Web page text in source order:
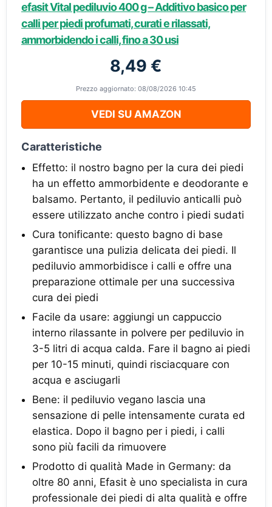
efasit Vital pediluvio 400 g – Additivo basico per
calli per piedi profumati, curati e rilassati,
ammorbidendo i calli, fino a 30 usi
8,49 €
Prezzo aggiornato: 08/08/2026 10:45
VEDI SU AMAZON
Caratteristiche
Effetto: il nostro bagno per la cura dei piedi
ha un effetto ammorbidente e deodorante e
balsamo. Pertanto, il pediluvio anticalli può
essere utilizzato anche contro i piedi sudati
Cura tonificante: questo bagno di base
garantisce una pulizia delicata dei piedi. Il
pediluvio ammorbidisce i calli e offre una
preparazione ottimale per una successiva
cura dei piedi
Facile da usare: aggiungi un cappuccio
interno rilassante in polvere per pediluvio in
3-5 litri di acqua calda. Fare il bagno ai piedi
per 10-15 minuti, quindi risciacquare con
acqua e asciugarli
Bene: il pediluvio vegano lascia una
sensazione di pelle intensamente curata ed
elastica. Dopo il bagno per i piedi, i calli
sono più facili da rimuovere
Prodotto di qualità Made in Germany: da
oltre 80 anni, Efasit è uno specialista in cura
professionale dei piedi di alta qualità e offre